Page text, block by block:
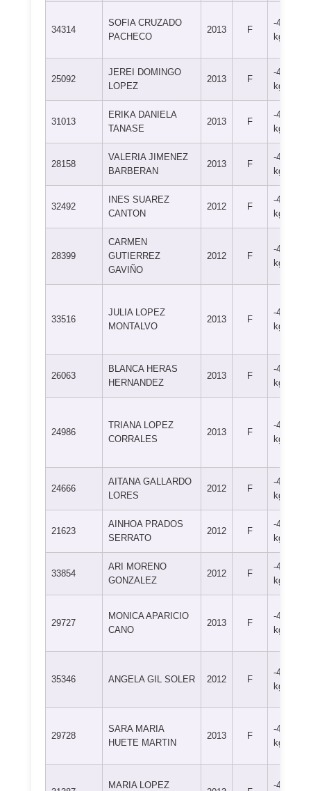
34314
SOFIA CRUZADO
PACHECO
2013 F
-40
kg
25092
JEREI DOMINGO
LOPEZ
2013 F
-40
kg
31013
ERIKA DANIELA
TANASE
2013 F
-40
kg
28158
VALERIA JIMENEZ
BARBERAN
2013 F
-44
kg
32492
INES SUAREZ
CANTON
2012 F
-44
kg
28399
CARMEN
GUTIERREZ
GAVIÑO
2012 F
-44
kg
33516
JULIA LOPEZ
MONTALVO
2013 F
-44
kg
26063
BLANCA HERAS
HERNANDEZ
2013 F
-48
kg
24986
TRIANA LOPEZ
CORRALES
2013 F
-48
kg
24666
AITANA GALLARDO
LORES
2012 F
-48
kg
21623
AINHOA PRADOS
SERRATO
2012 F
-48
kg
33854
ARI MORENO
GONZALEZ
2012 F
-48
kg
29727
MONICA APARICIO
CANO
2013 F
-48
kg
35346 ANGELA GIL SOLER 2012 F
-48
kg
29728
SARA MARIA
HUETE MARTIN
2013 F
-48
kg
MARIA LOPEZ -48